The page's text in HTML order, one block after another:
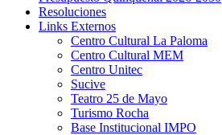
Resoluciones
Links Externos
Centro Cultural La Paloma
Centro Cultural MEM
Centro Unitec
Sucive
Teatro 25 de Mayo
Turismo Rocha
Base Institucional IMPO